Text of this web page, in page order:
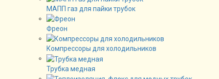
МАПП газ для пайки трубок
Фреон
Компрессоры для холодильников
Трубка медная